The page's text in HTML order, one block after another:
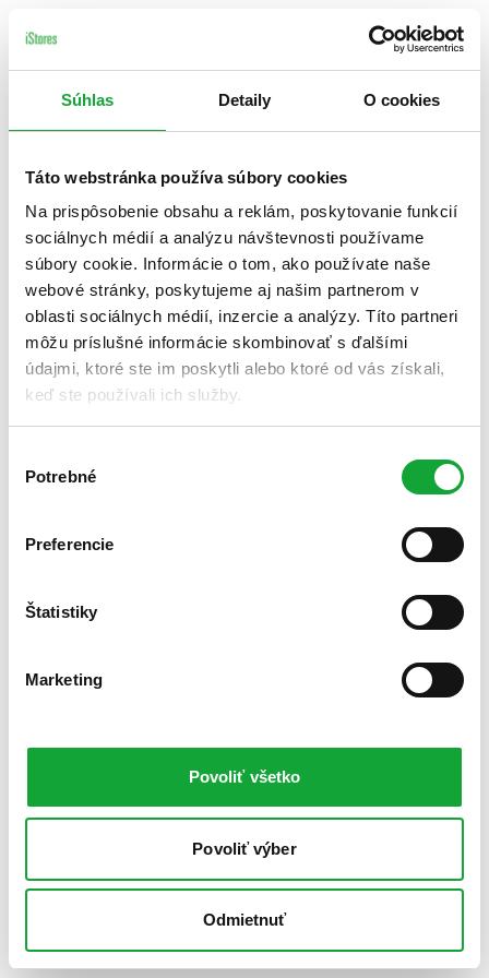
Súhlas Detaily O cookies
Táto webstránka používa súbory cookies
Na prispôsobenie obsahu a reklám, poskytovanie funkcií
sociálnych médií a analýzu návštevnosti používame
súbory cookie. Informácie o tom, ako používate naše
webové stránky, poskytujeme aj našim partnerom v
oblasti sociálnych médií, inzercie a analýzy. Títo partneri
môžu príslušné informácie skombinovať s ďalšími
údajmi, ktoré ste im poskytli alebo ktoré od vás získali,
keď ste používali ich služby.
súhlasu
Potrebné
Preferencie
Štatistiky
Marketing
Povoliť všetko
Povoliť výber
Odmietnuť